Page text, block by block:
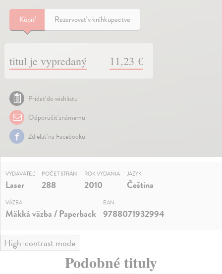
Kúpiť Rezervovať v kníhkupectve
titul je vypredaný 11,23 €
Pridať do wishlistu
Odporučiť známemu
Zdielať na Facebooku
VYDAVATEĽ
Laser
POČET STRÁN
288
ROK VYDANIA
2010
JAZYK
Čeština
VÄZBA
Mäkká väzba / Paperback
EAN
9788071932994
High-contrast mode
Podobné tituly